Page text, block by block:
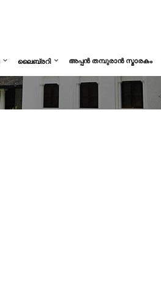
ലൈബ്രറി അപ്പൻ തമ്പുരാൻ സ്മാരകം